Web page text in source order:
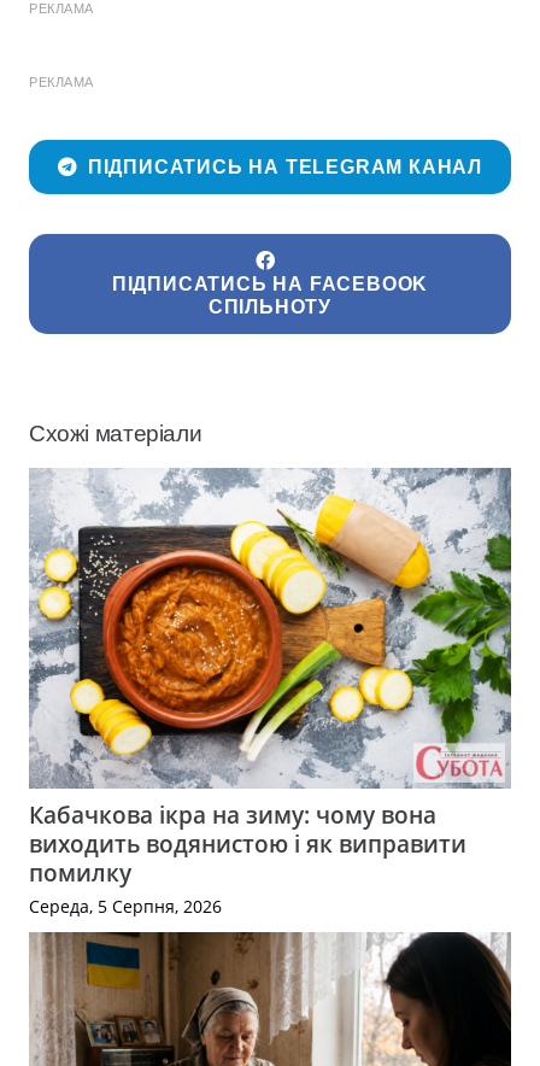
РЕКЛАМА
РЕКЛАМА
ПІДПИСАТИСЬ НА TELEGRAM КАНАЛ
ПІДПИСАТИСЬ НА FACEBOOK
СПІЛЬНОТУ
Схожі матеріали
Кабачкова ікра на зиму: чому вона
виходить водянистою і як виправити
помилку
Середа, 5 Серпня, 2026